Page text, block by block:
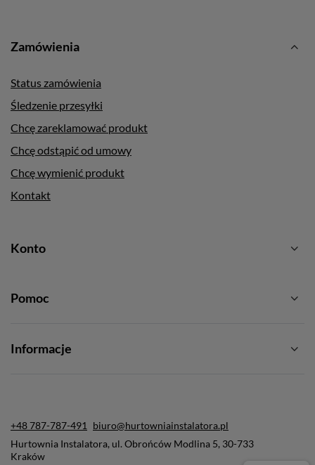
Zamówienia
Status zamówienia
Śledzenie przesyłki
Chcę zareklamować produkt
Chcę odstąpić od umowy
Chcę wymienić produkt
Kontakt
Konto
Pomoc
Informacje
+48 787-787-491
biuro@hurtowniainstalatora.pl
Hurtownia Instalatora, ul. Obrońców Modlina 5, 30-733
Kraków